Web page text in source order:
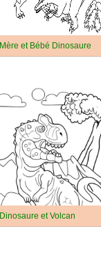
Mère et Bébé Dinosaure
Dinosaure et Volcan